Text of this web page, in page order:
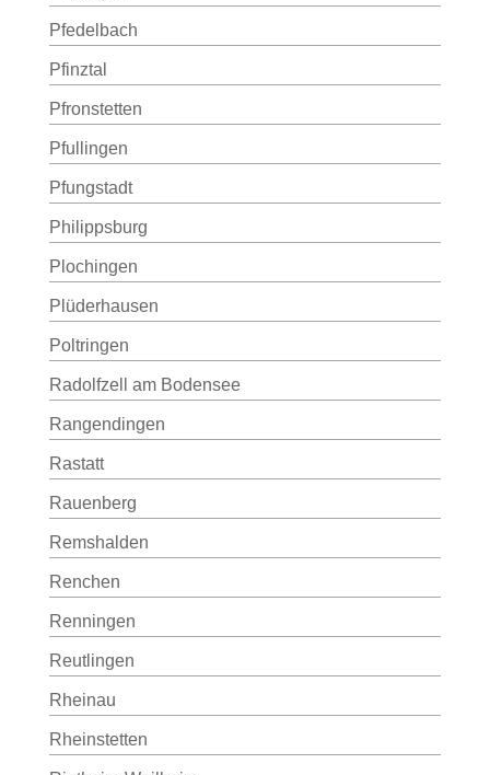
Pfedelbach
Pfinztal
Pfronstetten
Pfullingen
Pfungstadt
Philippsburg
Plochingen
Plüderhausen
Poltringen
Radolfzell am Bodensee
Rangendingen
Rastatt
Rauenberg
Remshalden
Renchen
Renningen
Reutlingen
Rheinau
Rheinstetten